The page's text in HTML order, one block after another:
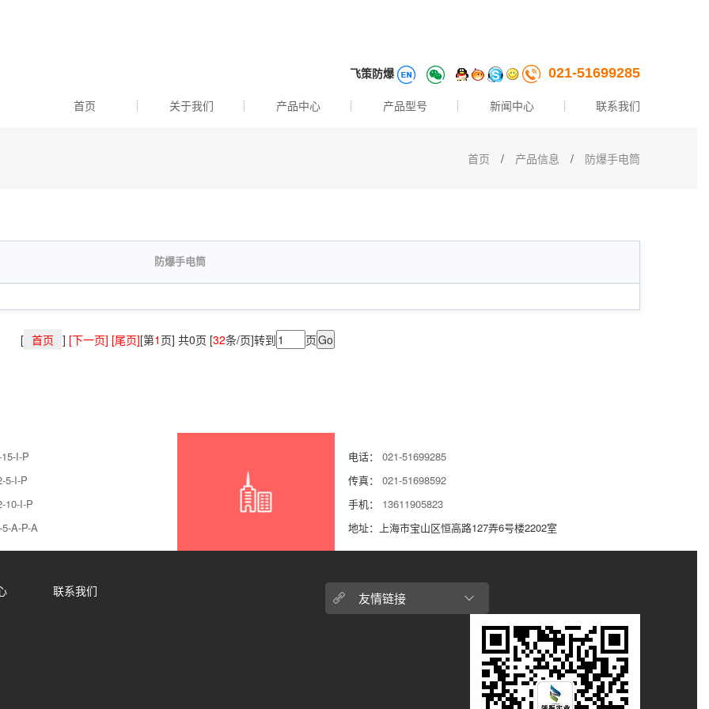
飞策防爆 021-51699285
首页 关于我们 产品中心 产品型号 新闻中心 联系我们
首页 / 产品信息 / 防爆手电筒
防爆手电筒
[ 首页 ] [下一页] [尾页][第1 页] 共0页 [32条/页]转到 页
I-P
5-I-P
10-I-P
A-P-A
电话：
021-51699285
传真：
021-51698592
手机：
13611905823
地址：上海市宝山区恒高路127弄6号楼2202室
联系我们 友情链接